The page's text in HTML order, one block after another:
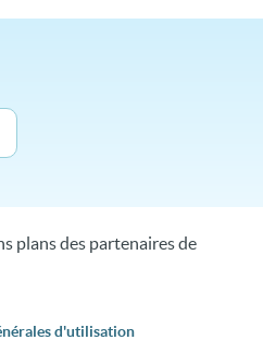
plans des partenaires de
d'utilisation